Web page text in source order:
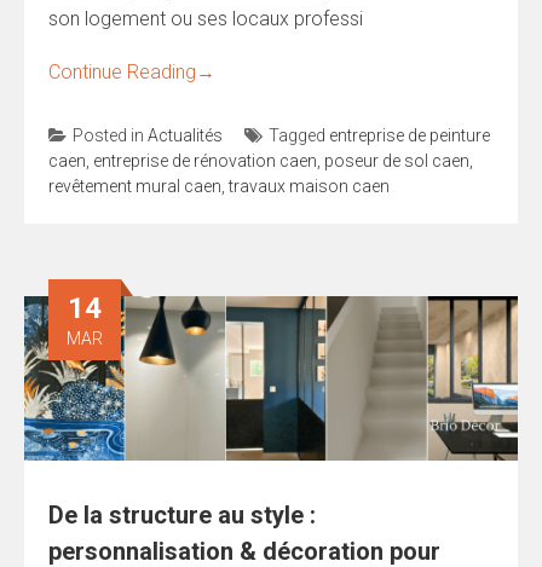
son logement ou ses locaux professi
Continue Reading →
Posted in Actualités Tagged entreprise de peinture
caen entreprise de rénovation caen poseur de sol caen
revêtement mural caen ,travaux maison caen
14
MAR
De la structure au style :
personnalisation & décoration pour